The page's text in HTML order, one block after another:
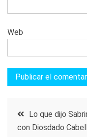
Web
Lo que dijo
con Diosdado